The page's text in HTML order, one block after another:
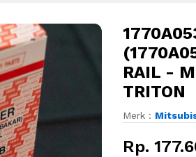
RAIL -
TRITON
Merk :
Rp.